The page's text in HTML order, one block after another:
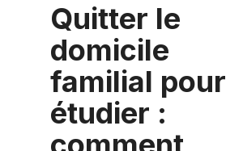
Quitter le
domicile
familial pour
étudier :